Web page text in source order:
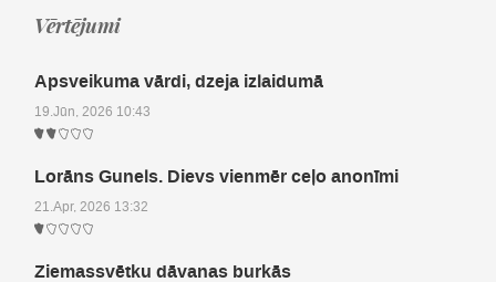
Vērtējumi
Apsveikuma vārdi, dzeja izlaidumā
19.Jūn, 2026 10:43
Lorāns Gunels. Dievs vienmēr ceļo anonīmi
21.Apr, 2026 13:32
Ziemassvētku dāvanas burkās